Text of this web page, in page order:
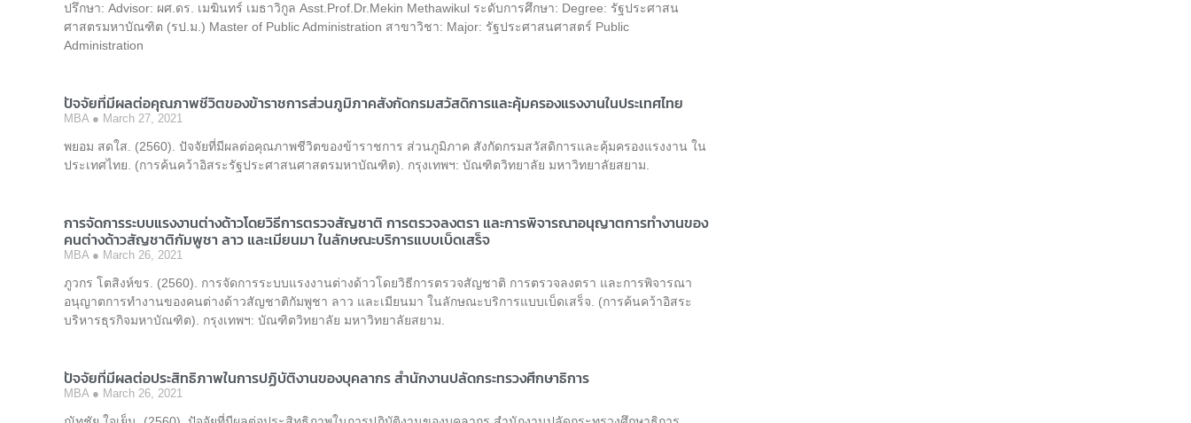
ปรึกษา: Advisor: ผศ.ดร. เมฆินทร์ เมธาวิกูล Asst.Prof.Dr.Mekin Methawikul ระดับการศึกษา: Degree: รัฐประศาสน
ศาสตรมหาบัณฑิต (รป.ม.) Master of Public Administration สาขาวิชา: Major: รัฐประศาสนศาสตร์ Public
Administration
ปัจจัยที่มีผลต่อคุณภาพชีวิตของข้าราชการส่วนภูมิภาคสังกัดกรมสวัสดิการและคุ้มครองแรงงานในประเทศไทย
MBA March 27, 2021
พยอม สดใส. (2560). ปัจจัยที่มีผลต่อคุณภาพชีวิตของข้าราชการ ส่วนภูมิภาค สังกัดกรมสวัสดิการและคุ้มครองแรงงาน ใน
ประเทศไทย. (การค้นคว้าอิสระรัฐประศาสนศาสตรมหาบัณฑิต). กรุงเทพฯ: บัณฑิตวิทยาลัย มหาวิทยาลัยสยาม.
การจัดการระบบแรงงานต่างด้าวโดยวิธีการตรวจสัญชาติ การตรวจลงตรา และการพิจารณาอนุญาตการทำงานของ
คนต่างด้าวสัญชาติกัมพูชา ลาว และเมียนมา ในลักษณะบริการแบบเบ็ดเสร็จ
MBA March 26, 2021
ภูวกร โตสิงห์ขร. (2560). การจัดการระบบแรงงานต่างด้าวโดยวิธีการตรวจสัญชาติ การตรวจลงตรา และการพิจารณา
อนุญาตการทำงานของคนต่างด้าวสัญชาติกัมพูชา ลาว และเมียนมา ในลักษณะบริการแบบเบ็ดเสร็จ. (การค้นคว้าอิสระ
บริหารธุรกิจมหาบัณฑิต). กรุงเทพฯ: บัณฑิตวิทยาลัย มหาวิทยาลัยสยาม.
ปัจจัยที่มีผลต่อประสิทธิภาพในการปฏิบัติงานของบุคลากร สำนักงานปลัดกระทรวงศึกษาธิการ
MBA March 26, 2021